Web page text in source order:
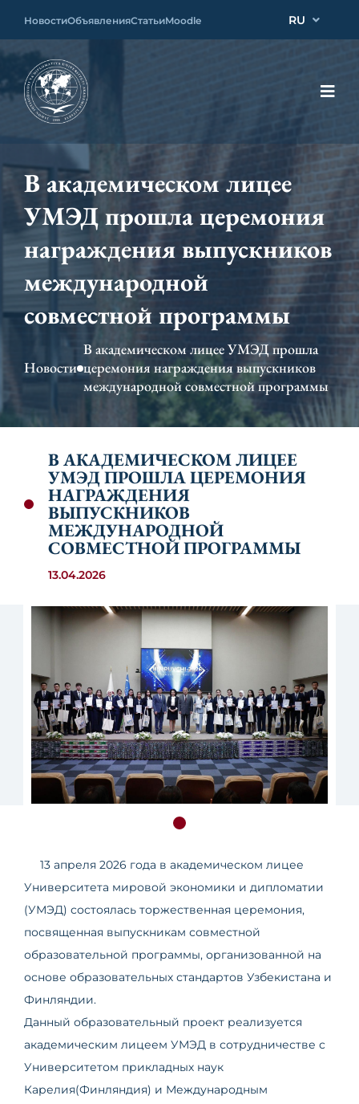
НовостиОбъявленияСтатьиMoodle RU
В академическом лицее
УМЭД прошла церемония
награждения выпускников
международной
совместной программы
Новости
В академическом лицее УМЭД прошла
церемония награждения выпускников
международной совместной программы
В АКАДЕМИЧЕСКОМ ЛИЦЕЕ
УМЭД ПРОШЛА ЦЕРЕМОНИЯ
НАГРАЖДЕНИЯ
ВЫПУСКНИКОВ
МЕЖДУНАРОДНОЙ
СОВМЕСТНОЙ ПРОГРАММЫ
13.04.2026
13 апреля 2026 года в академическом лицее
Университета мировой экономики и дипломатии
(УМЭД) состоялась торжественная церемония,
посвященная выпускникам совместной
образовательной программы, организованной на
основе образовательных стандартов Узбекистана и
Финляндии.
Данный образовательный проект реализуется
академическим лицеем УМЭД в сотрудничестве с
Университетом прикладных наук
Карелия(Финляндия) и Международным